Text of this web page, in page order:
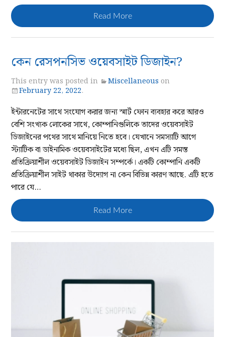
Read More
কেন রেসপনসিভ ওয়েবসাইট ডিজাইন?
This entry was posted in Miscellaneous on
February 22, 2022.
ইন্টারনেটের সাথে সংযোগ করার জন্য স্মার্ট ফোন ব্যবহার করে আরও
বেশি সংখ্যক লোকের সাথে, কোম্পানিগুলিকে তাদের ওয়েবসাইট
ডিজাইনের পথের সাথে মানিয়ে নিতে হবে। যেখানে সমস্যাটি আগে
স্ট্যাটিক বা ডাইনামিক ওয়েবসাইটের মধ্যে ছিল, এখন এটি সমস্ত
প্রতিক্রিয়াশীল ওয়েবসাইট ডিজাইন সম্পর্কে। একটি কোম্পানি একটি
প্রতিক্রিয়াশীল সাইট থাকার উদ্যোগ না কেন বিভিন্ন কারণ আছে. এটি হতে
পারে যে…
Read More